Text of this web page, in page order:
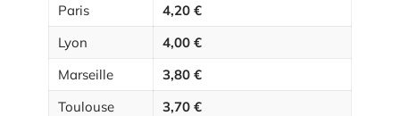
Paris
4,20 €
Lyon
4,00 €
Marseille
3,80 €
Toulouse
3,70 €